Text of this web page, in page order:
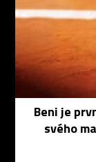
Beni je
svého